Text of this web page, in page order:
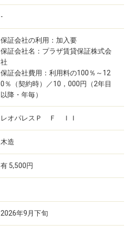
-
保証会社の利用：加入要
保証会社名：プラザ賃貸保証株式会
社
保証会社費用：利用料の100％～12
0％（契約時）／10，000円（2年目
以降・年毎）
レオパレスＰ Ｆ ＩＩ
木造
有 5,500円
2026年9月下旬